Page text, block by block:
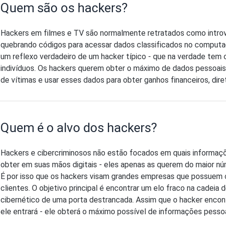
Quem são os hackers?
Hackers em filmes e TV são normalmente retratados como
quebrando códigos para acessar dados classificados no
um reflexo verdadeiro de um hacker típico - que na verdade tem
indivíduos. Os hackers querem obter o máximo de dados
de vítimas e usar esses dados para obter ganhos financeiros,
Quem é o alvo dos hackers?
Hackers e cibercriminosos não estão focados em quais
obter em suas mãos digitais - eles apenas as querem do maior
É por isso que os hackers visam grandes empresas que
clientes. O objetivo principal é encontrar um elo fraco na cadeia
cibernético de uma porta destrancada. Assim que o hacker
ele entrará - ele obterá o máximo possível de informações